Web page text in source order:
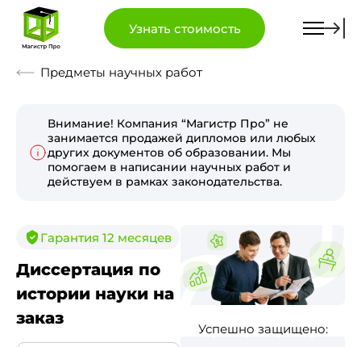
Узнать стоимость
Предметы научных работ
Внимание! Компания “Магистр Про” не
занимается продажей дипломов или любых
других документов об образовании. Мы
помогаем в написании научных работ и
действуем в рамках законодательства.
Гарантия 12 месяцев
Диссертация по
истории науки на
заказ
Успешно защищено: